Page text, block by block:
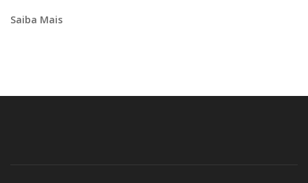
Saiba Mais